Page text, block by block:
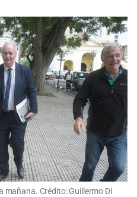
mañana. Crédito: Guillermo Di